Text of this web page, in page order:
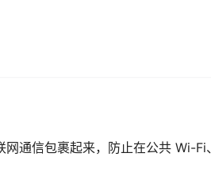
通信包裹起来，防止在公共 Wi-Fi